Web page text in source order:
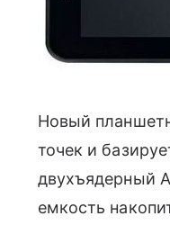
Новый
точек и
двухъядерный
емкость